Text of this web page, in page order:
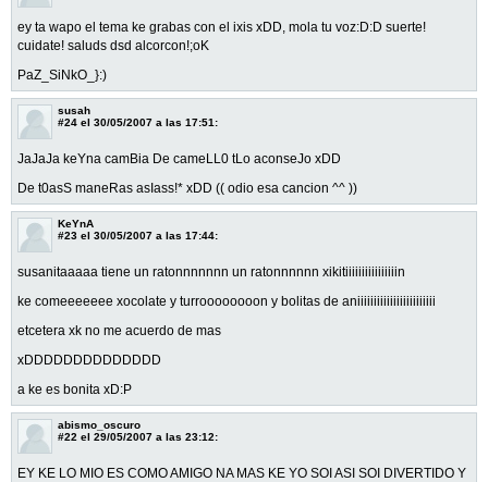
ey ta wapo el tema ke grabas con el ixis xDD, mola tu voz:D:D suerte!
cuidate! saluds dsd alcorcon!;oK
PaZ_SiNkO_}:)
susah
#24 el 30/05/2007 a las 17:51:
JaJaJa keYna camBia De cameLL0 tLo aconseJo xDD
De t0asS maneRas asIass!* xDD (( odio esa cancion ^^ ))
KeYnA
#23 el 30/05/2007 a las 17:44:
susanitaaaaa tiene un ratonnnnnnn un ratonnnnnn xikitiiiiiiiiiiiiiiiin
ke comeeeeeee xocolate y turroooooooon y bolitas de aniiiiiiiiiiiiiiiiiiiiiiii
etcetera xk no me acuerdo de mas
xDDDDDDDDDDDDDD
a ke es bonita xD:P
abismo_oscuro
#22 el 29/05/2007 a las 23:12:
EY KE LO MIO ES COMO AMIGO NA MAS KE YO SOI ASI SOI DIVERTIDO Y